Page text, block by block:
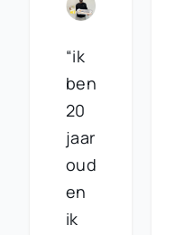
“ik
ben
20
jaar
oud
en
ik